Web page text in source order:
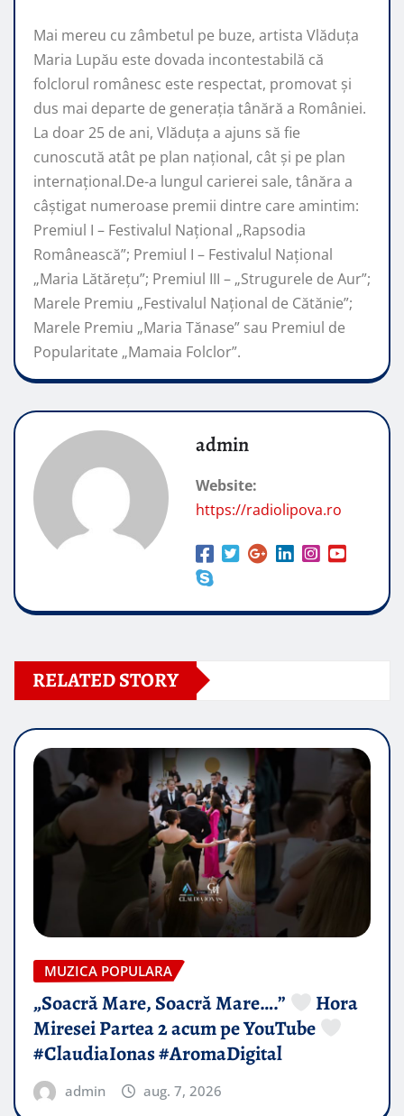
Mai mereu cu zâmbetul pe buze, artista Vlăduța
Maria Lupău este dovada incontestabilă că
folclorul românesc este respectat, promovat şi
dus mai departe de generaţia tânără a României.
La doar 25 de ani, Vlăduța a ajuns să fie
cunoscută atât pe plan naţional, cât şi pe plan
internaţional.De-a lungul carierei sale, tânăra a
câştigat numeroase premii dintre care amintim:
Premiul I – Festivalul Național „Rapsodia
Românească”; Premiul I – Festivalul Național
„Maria Lătărețu”; Premiul III – „Strugurele de Aur”;
Marele Premiu „Festivalul Național de Cătănie”;
Marele Premiu „Maria Tănase” sau Premiul de
Popularitate „Mamaia Folclor”.
admin
Website:
https://radiolipova.ro
RELATED STORY
MUZICA POPULARA
„Soacră Mare, Soacră Mare….”
Hora
Miresei Partea 2 acum pe YouTube
#ClaudiaIonas #AromaDigital
admin aug. 7, 2026